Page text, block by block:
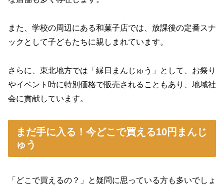
また、学校の周辺にある和菓子店では、放課後の定番スナ
ックとして子どもたちに親しまれています。
さらに、東北地方では「縁日まんじゅう」として、お祭り
やイベント時に特別価格で販売されることもあり、地域社
会に貢献しています。
まだ手に入る！今どこで買える10円まんじ
ゅう
「どこで買えるの？」と疑問に思っている方も多いでしょ